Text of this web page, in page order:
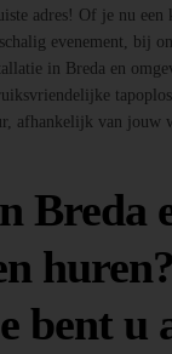
adres! Of je nu een
evenement, bij
in Breda en
afhankelijk van jouw
Breda
bent u